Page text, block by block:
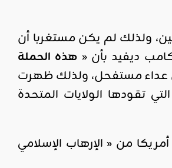
ولذلك لم يكن مستغربا أن
هذه الحملة
عداء مستفحل، ولذلك ظهرت
تقودها الولايات المتحدة
من « الإرهاب الإسلامي